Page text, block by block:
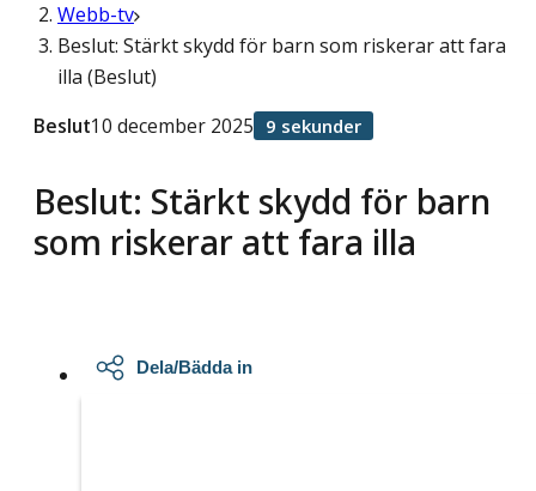
Webb-tv
Beslut: Stärkt skydd för barn som riskerar att fara
illa (Beslut)
Beslut: Stärkt skydd för barn
som riskerar att fara illa
Beslut10 december 2025 9 sekunder
Dela/Bädda in